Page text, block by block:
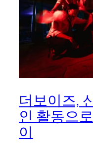
더보이즈,
인 활동으
이